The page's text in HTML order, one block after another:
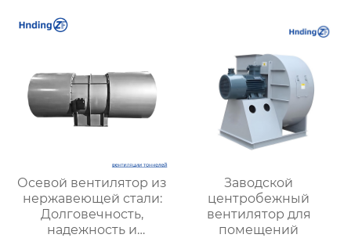
транспортных и
подземных туннелей
Осевой вентилятор из
нержавеющей стали:
Долговечность,
надежность и
Заводской
центробежный
вентилятор для
помещений